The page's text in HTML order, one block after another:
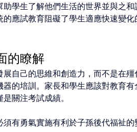
助學生了解他們生活的世界並與之和
的應試教育阻礙了學生適應快速變化
的瞭解
展自己的思維和創造力，而不是在殭
器的培訓。家長和學生應該對教育有
關注考試成績。
須有勇氣實施有利於子孫後代福祉的